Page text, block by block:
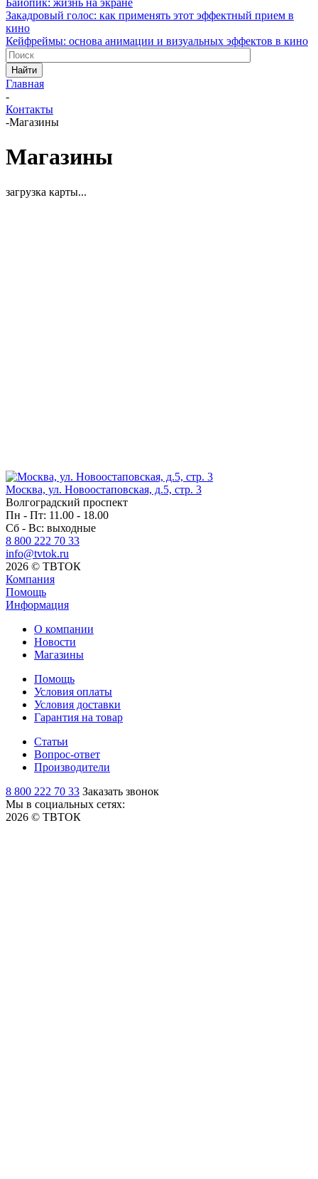
Байопик: жизнь на экране
Закадровый голос: как применять этот эффектный прием в
кино
Кейфреймы: основа анимации и визуальных эффектов в кино
Найти
Главная
-
Контакты
-Магазины
Магазины
загрузка карты...
Москва, ул. Новоостаповская, д.5, стр. 3
Волгоградский проспект
Пн - Пт: 11.00 - 18.00
Сб - Вс: выходные
8 800 222 70 33
info@tvtok.ru
2026 © ТВТОК
Компания
Помощь
Информация
О компании
Новости
Магазины
Помощь
Условия оплаты
Условия доставки
Гарантия на товар
Статьи
Вопрос-ответ
Производители
8 800 222 70 33 Заказать звонок
Мы в социальных сетях:
2026 © ТВТОК